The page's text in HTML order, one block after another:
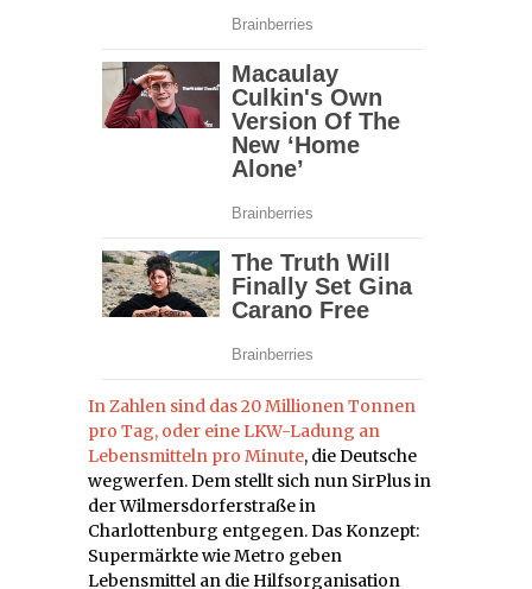
In Zahlen sind das 20 Millionen Tonnen
pro Tag, oder eine LKW-Ladung an
Lebensmitteln pro Minute, die Deutsche
wegwerfen. Dem stellt sich nun SirPlus in
der Wilmersdorferstraße in
Charlottenburg entgegen. Das Konzept:
Supermärkte wie Metro geben
Lebensmittel an die Hilfsorganisation